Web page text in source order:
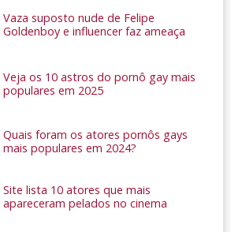
Vaza suposto nude de Felipe
Goldenboy e influencer faz ameaça
Veja os 10 astros do pornô gay mais
populares em 2025
Quais foram os atores pornôs gays
mais populares em 2024?
Site lista 10 atores que mais
apareceram pelados no cinema